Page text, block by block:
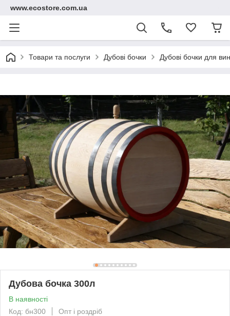
www.ecostore.com.ua
Товари та послуги Дубові бочки Дубові бочки для
Дубова бочка 300л
В наявності
Код: бн300
Опт і роздріб